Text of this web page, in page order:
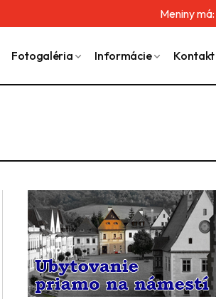
Meniny má:
Fotogaléria Informácie Kontakt